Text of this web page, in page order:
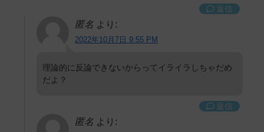
返信
匿名 より:
2022年10月7日 9:55 PM
理論的に反論できないからってイライラしちゃだめ
だよ？
返信
匿名 より: